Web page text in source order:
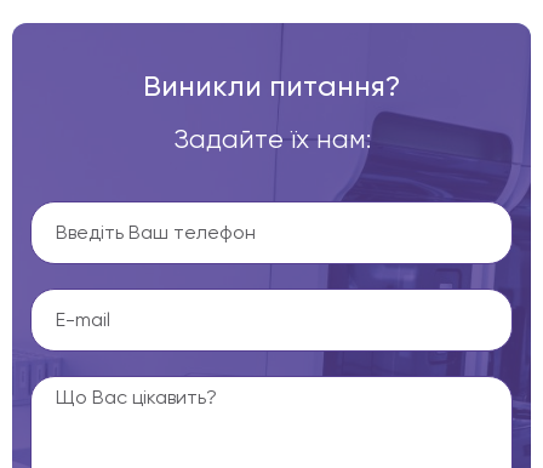
Виникли питання?
Задайте їх нам: